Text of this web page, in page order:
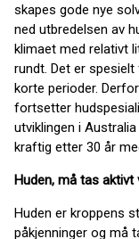
skapes gode nye
ned utbredelsen av
klimaet med relativt
rundt. Det er
korte perioder.
fortsetter
utviklingen i
kraftig etter 30 år
Huden, må tas aktivt
Huden er kroppens
påkjenninger og må